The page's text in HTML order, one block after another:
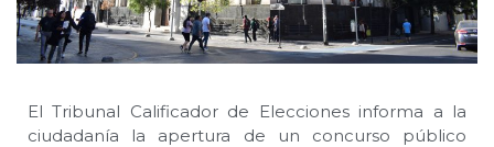
El Tribunal Calificador de Elecciones informa a la
ciudadanía la apertura de un concurso público